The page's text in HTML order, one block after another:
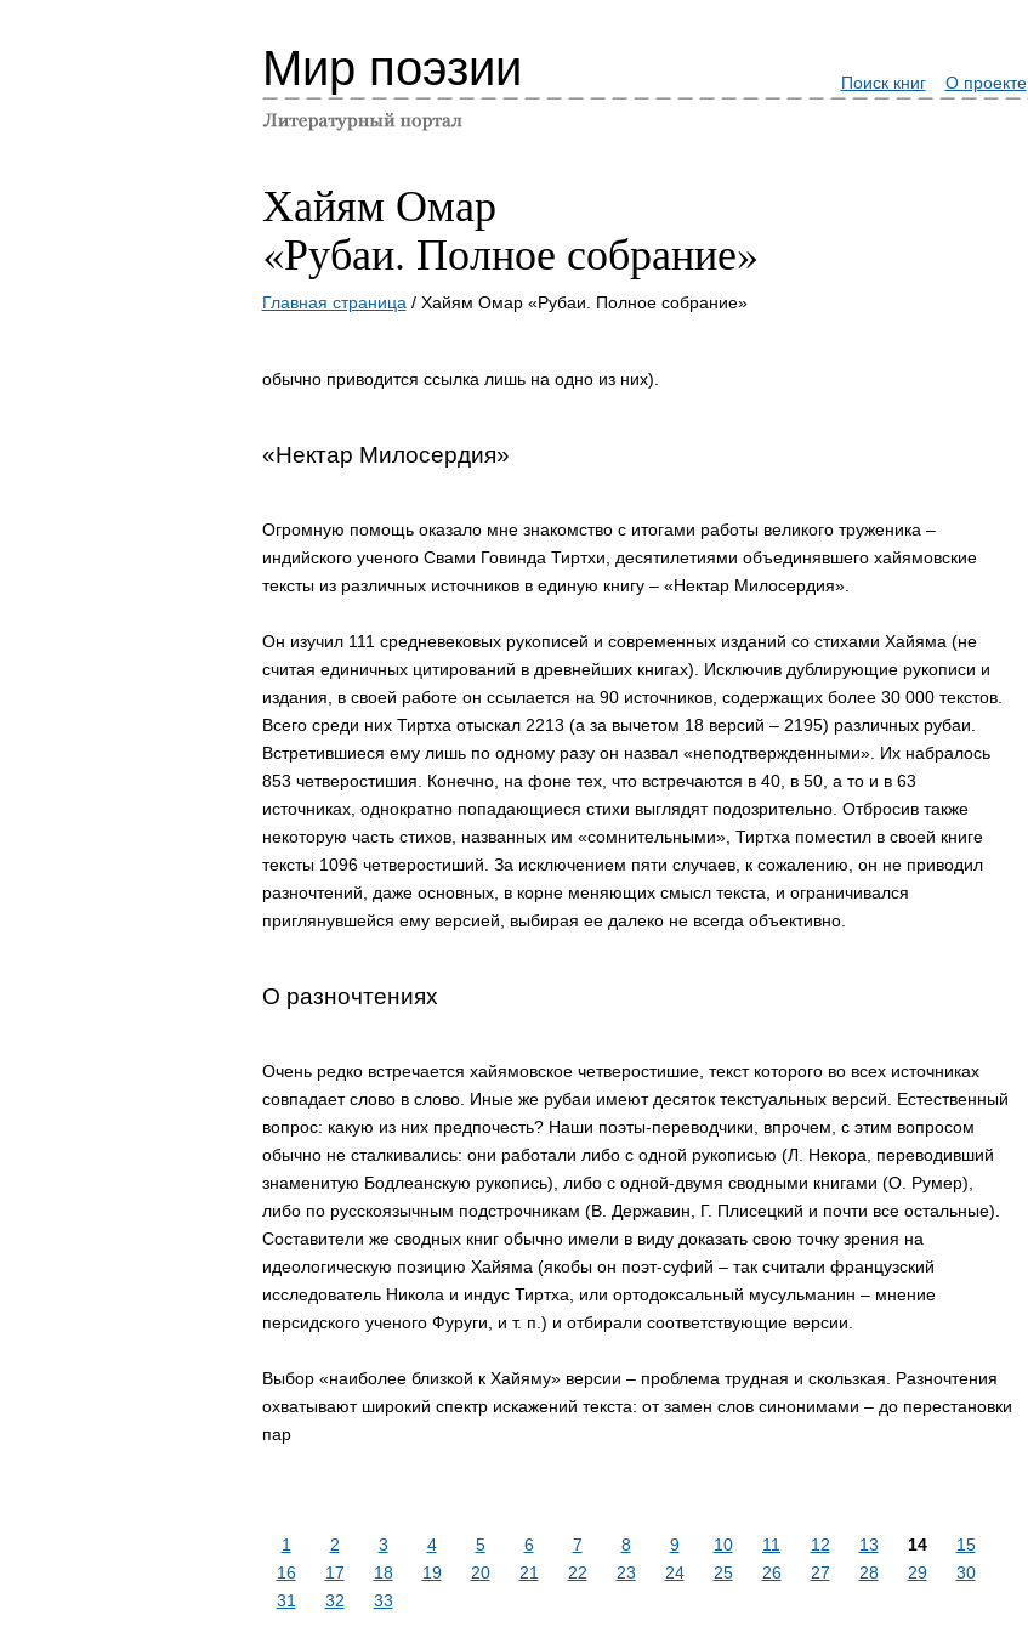
Мир поэзии Поиск книг О проекте
Хайям Омар
«Рубаи. Полное собрание»
Главная страница / Хайям Омар «Рубаи. Полное собрание»
обычно приводится ссылка лишь на одно из них).
«Нектар Милосердия»
Огромную помощь оказало мне знакомство с итогами работы великого труженика –
индийского ученого Свами Говинда Тиртхи, десятилетиями объединявшего хайямовские
тексты из различных источников в единую книгу – «Нектар Милосердия».
Он изучил 111 средневековых рукописей и современных изданий со стихами Хайяма (не
считая единичных цитирований в древнейших книгах). Исключив дублирующие рукописи и
издания, в своей работе он ссылается на 90 источников, содержащих более 30 000 текстов.
Всего среди них Тиртха отыскал 2213 (а за вычетом 18 версий – 2195) различных рубаи.
Встретившиеся ему лишь по одному разу он назвал «неподтвержденными». Их набралось
853 четверостишия. Конечно, на фоне тех, что встречаются в 40, в 50, а то и в 63
источниках, однократно попадающиеся стихи выглядят подозрительно. Отбросив также
некоторую часть стихов, названных им «сомнительными», Тиртха поместил в своей книге
тексты 1096 четверостиший. За исключением пяти случаев, к сожалению, он не приводил
разночтений, даже основных, в корне меняющих смысл текста, и ограничивался
приглянувшейся ему версией, выбирая ее далеко не всегда объективно.
О разночтениях
Очень редко встречается хайямовское четверостишие, текст которого во всех источниках
совпадает слово в слово. Иные же рубаи имеют десяток текстуальных версий. Естественный
вопрос: какую из них предпочесть? Наши поэты-переводчики, впрочем, с этим вопросом
обычно не сталкивались: они работали либо с одной рукописью (Л. Некора, переводивший
знаменитую Бодлеанскую рукопись), либо с одной-двумя сводными книгами (О. Румер),
либо по русскоязычным подстрочникам (В. Державин, Г. Плисецкий и почти все остальные).
Составители же сводных книг обычно имели в виду доказать свою точку зрения на
идеологическую позицию Хайяма (якобы он поэт-суфий – так считали французский
исследователь Никола и индус Тиртха, или ортодоксальный мусульманин – мнение
персидского ученого Фуруги, и т. п.) и отбирали соответствующие версии.
Выбор «наиболее близкой к Хайяму» версии – проблема трудная и скользкая. Разночтения
охватывают широкий спектр искажений текста: от замен слов синонимами – до перестановки
пар
1 2 3 4 5 6 7 8 9 10 11 12 13 14
15
16
17 18 19 20 21 22 23 24 25 26 27 28 29
30
31
32 33